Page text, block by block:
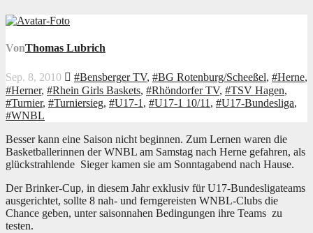
VonThomas Lubrich
Sep. 8, 2010 #Bensberger TV, #BG Rotenburg/Scheeßel, #Herne,
#Herner, #Rhein Girls Baskets, #Rhöndorfer TV, #TSV Hagen,
#Turnier, #Turniersieg, #U17-1, #U17-1 10/11, #U17-Bundesliga,
#WNBL
Besser kann eine Saison nicht beginnen. Zum Lernen waren die
Basketballerinnen der WNBL am Samstag nach Herne gefahren, als
glückstrahlende Sieger kamen sie am Sonntagabend nach Hause.
Der Brinker-Cup, in diesem Jahr exklusiv für U17-Bundesligateams
ausgerichtet, sollte 8 nah- und ferngereisten WNBL-Clubs die
Chance geben, unter saisonnahen Bedingungen ihre Teams zu
testen.